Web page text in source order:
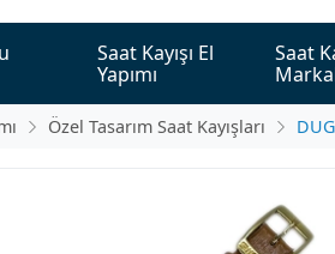
Saat Kayışı El
Yapımı
Saat
Özel Tasarım Saat Kayışları